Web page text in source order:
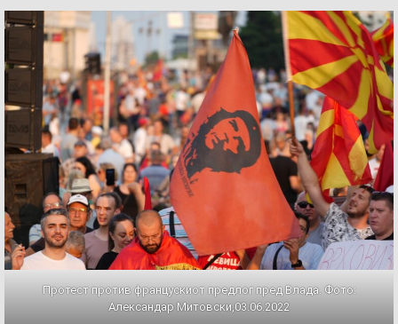
Протест против францускиот предлог пред Влада. Фото:
Александар Митовски,03.06.2022